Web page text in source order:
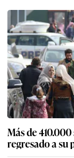
Más de
regresado a su